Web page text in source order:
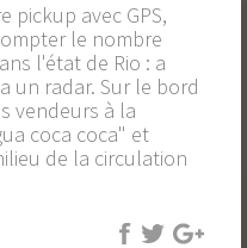
pickup avec GPS,
le nombre
l'état de Rio : a
un radar. Sur le bord
vendeurs à la
coca coca" et
de la circulation